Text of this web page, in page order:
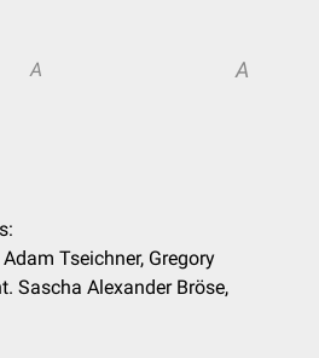
A A
Tseichner, Gregory
Sascha Alexander Bröse,